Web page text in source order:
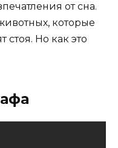
от сна.
которые
стоя. Но как это